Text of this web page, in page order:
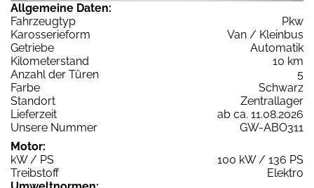
Allgemeine Daten:
Fahrzeugtyp
Pkw
Karosserieform
Van / Kleinbus
Getriebe
Automatik
Kilometerstand
10 km
Anzahl der Türen
5
Farbe
Schwarz
Standort
Zentrallager
Lieferzeit
ab ca. 11.08.2026
Unsere Nummer
GW-ABO311
Motor:
kW / PS
100 kW / 136 PS
Treibstoff
Elektro